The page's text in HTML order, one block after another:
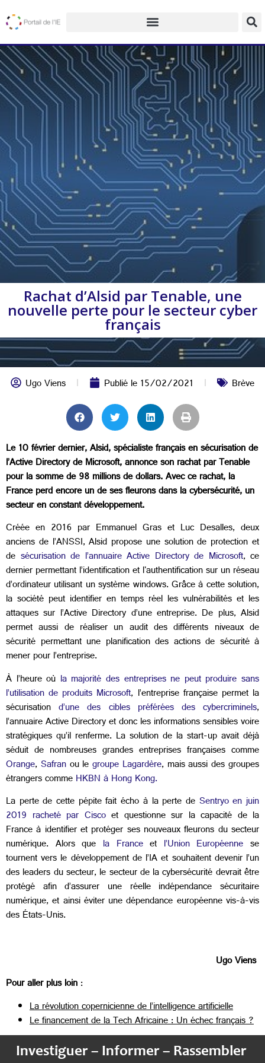
Rachat d’Alsid par Tenable, une
nouvelle perte pour le secteur cyber
français
Ugo Viens Publié le15/02/2021 Brève
Le 10 février dernier, Alsid, spécialiste français en sécurisation de
l’Active Directory de Microsoft, annonce son rachat par Tenable
pour la somme de 98 millions de dollars. Avec ce rachat, la
France perd encore un de ses fleurons dans la cybersécurité, un
secteur en constant développement.
Créée en 2016 par Emmanuel Gras et Luc Desalles, deux
anciens de l’ANSSI, Alsid propose une solution de protection et
de sécurisation de l’annuaire Active Directory de Microsoft, ce
dernier permettant l’identification et l'authentification sur un réseau
d’ordinateur utilisant un système windows. Grâce à cette solution,
la société peut identifier en temps réel les vulnérabilités et les
attaques sur l’Active Directory d’une entreprise. De plus, Alsid
permet aussi de réaliser un audit des différents niveaux de
sécurité permettant une planification des actions de sécurité à
mener pour l’entreprise.
À l’heure où la majorité des entreprises ne peut produire sans
l’utilisation de produits Microsoft, l’entreprise française permet la
sécurisationd’une des cibles préférées des cybercriminels,
l’annuaire Active Directory et donc les informations sensibles voire
stratégiques qu’il renferme. La solution de la start-up avait déjà
séduit de nombreuses grandes entreprises françaises comme
Orange,Safranou legroupe Lagardère, mais aussi des groupes
étrangers commeHKBN à Hong Kong.
La perte de cette pépite fait écho à la perte de Sentryo en juin
2019 racheté par Cisco et questionne sur la capacité de la
France à identifier et protéger ses nouveaux fleurons du secteur
numérique. Alors que la Franceet l’Union Européenne se
tournent vers le développement de l’IA et souhaitent devenir l’un
des leaders du secteur, le secteur de la cybersécurité devrait être
protégé afin d’assurer une réelle indépendance sécuritaire
numérique, et ainsi éviter une dépendance européenne vis-à-vis
des États-Unis.
Ugo Viens
Pour aller plus loin:
La révolution copernicienne de l’intelligence artificielle
Le financement de la Tech Africaine : Un échec français ?
Investiguer – Informer – Rassembler